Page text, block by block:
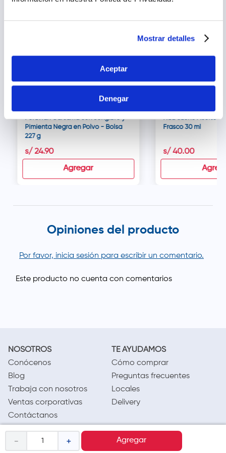
Mostrar detalles
Aceptar
Denegar
＋
－ Agregar
Peruvian Cúrcuma con Jengibre y
Pimienta Negra en Polvo - Bolsa
227 g
s/ 24.90
Agregar
Nua Sueño Aceite
Frasco 30 ml
s/ 40.00
Opiniones del producto
Por favor, inicia sesión para escribir un comentario.
NOSOTROS
Conócenos
Blog
Trabaja con nosotros
Ventas corporativas
Contáctanos
TE AYUDAMOS
Cómo comprar
Preguntas frecuentes
Locales
Delivery
CALL CENTER